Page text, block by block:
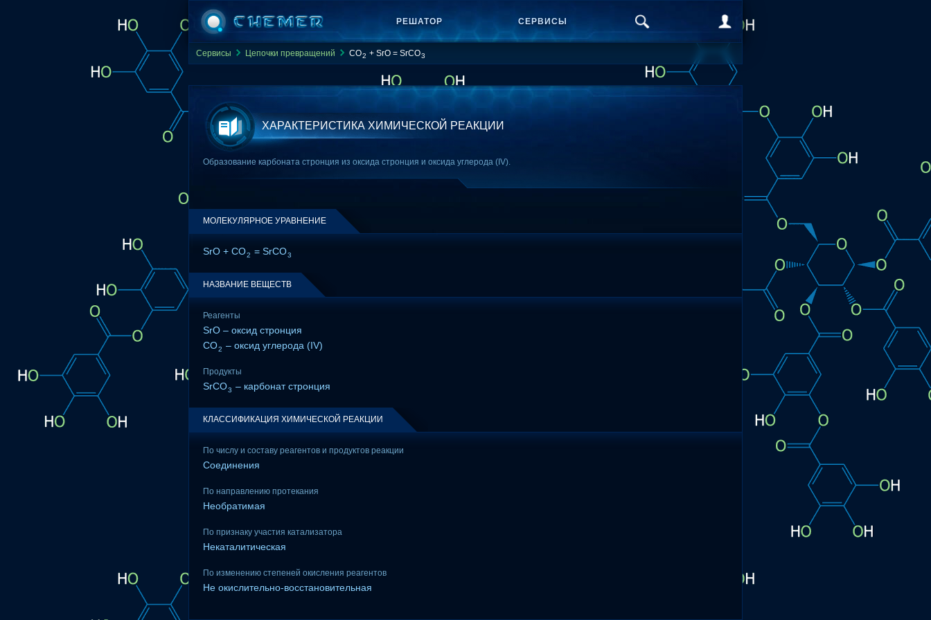
РЕШАТОР СЕРВИСЫ
Сервисы Цепочки превращений CO2 + SrO = SrCO3
ХАРАКТЕРИСТИКА ХИМИЧЕСКОЙ РЕАКЦИИ
Образование карбоната стронция из оксида стронция и оксида углерода (IV).
МОЛЕКУЛЯРНОЕ УРАВНЕНИЕ
SrO + CO2 = SrCO3
НАЗВАНИЕ ВЕЩЕСТВ
Реагенты
SrO – оксид стронция
CO2 – оксид углерода (IV)
Продукты
SrCO3 – карбонат стронция
КЛАССИФИКАЦИЯ ХИМИЧЕСКОЙ РЕАКЦИИ
По числу и составу реагентов и продуктов реакции
Соединения
По направлению протекания
Необратимая
По признаку участия катализатора
Некаталитическая
По изменению степеней окисления реагентов
Не окислительно-восстановительная